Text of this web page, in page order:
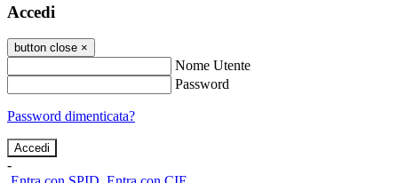
Accedi
button close ×
Nome Utente
Password
Password dimenticata?
-